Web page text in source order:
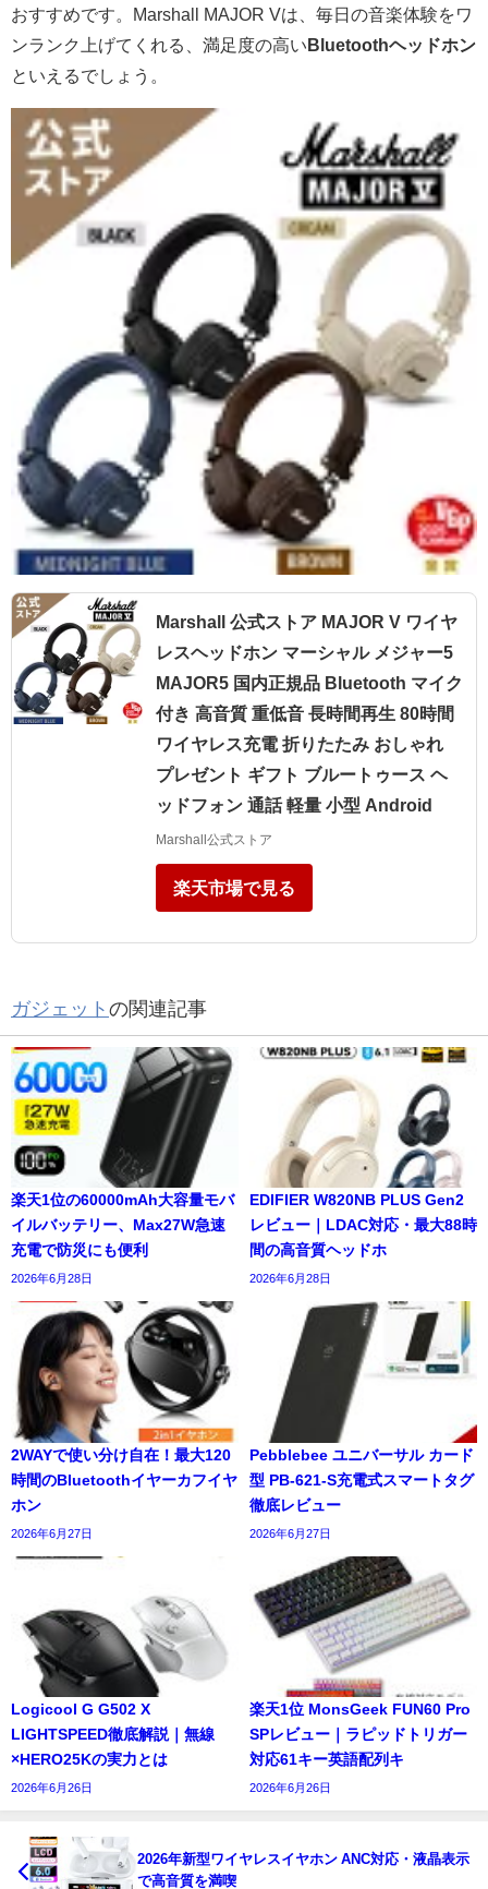
おすすめです。Marshall MAJOR Vは、毎日の音楽体験をワ
ンランク上げてくれる、満足度の高い Bluetoothヘッドホン
といえるでしょう。
Marshall 公式ストア MAJOR V ワイヤ
レスヘッドホン マーシャル メジャー5
MAJOR5 国内正規品 Bluetooth マイク
付き 高音質 重低音 長時間再生 80時間
ワイヤレス充電 折りたたみ おしゃれ
プレゼント ギフト ブルートゥース ヘ
ッドフォン 通話 軽量 小型 Android
Marshall公式ストア
楽天市場で見る
ガジェット の関連記事
楽天1位の60000mAh大容量モバ
イルバッテリー、Max27W急速
充電で防災にも便利
2026年6月28日
EDIFIER W820NB PLUS Gen2
レビュー｜LDAC対応・最大88時
間の高音質ヘッドホ
2026年6月28日
2WAYで使い分け自在！最大120
時間のBluetoothイヤーカフイヤ
ホン
2026年6月27日
Pebblebee ユニバーサル カード
型 PB-621-S充電式スマートタグ
徹底レビュー
2026年6月27日
Logicool G G502 X
LIGHTSPEED徹底解説｜無線
×HERO25Kの実力とは
2026年6月26日
楽天1位 MonsGeek FUN60 Pro
SPレビュー｜ラピッドトリガー
対応61キー英語配列キ
2026年6月26日
2026年新型ワイヤレスイヤホン ANC対応・液晶表示
で高音質を満喫